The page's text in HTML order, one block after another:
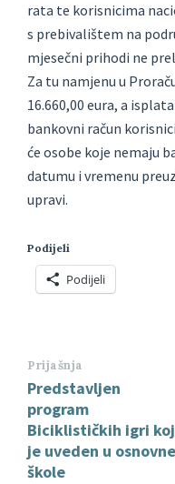
rata te korisnicima
s prebivalištem na
mjesečni prihodi ne
Za tu namjenu u
16.660,00 eura, a
bankovni račun
će osobe koje nemaju
datumu i vremenu
upravi.
Podijeli
Podijeli
Prijašnja
Predstavljen
program
Biciklističkih igri
je uveden u osnovne
škole